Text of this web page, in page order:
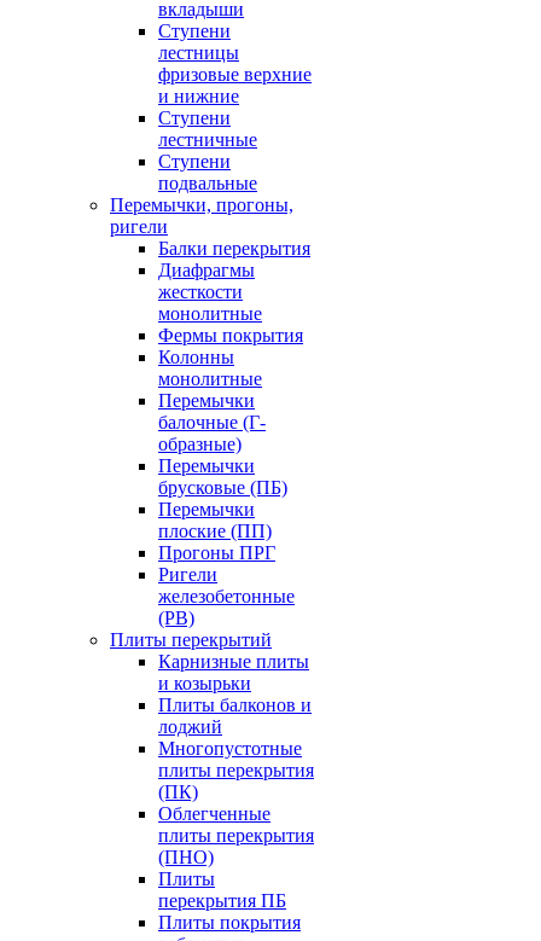
вкладыши
Ступени
лестницы
фризовые верхние
и нижние
Ступени
лестничные
Ступени
подвальные
Перемычки, прогоны,
ригели
Балки перекрытия
Диафрагмы
жесткости
монолитные
Фермы покрытия
Колонны
монолитные
Перемычки
балочные (Г-
образные)
Перемычки
брусковые (ПБ)
Перемычки
плоские (ПП)
Прогоны ПРГ
Ригели
железобетонные
(РВ)
Плиты перекрытий
Карнизные плиты
и козырьки
Плиты балконов и
лоджий
Многопустотные
плиты перекрытия
(ПК)
Облегченные
плиты перекрытия
(ПНО)
Плиты
перекрытия ПБ
Плиты покрытия